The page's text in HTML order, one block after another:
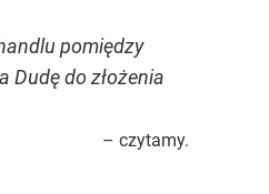
pomiędzy
Dudę do złożenia
– czytamy.